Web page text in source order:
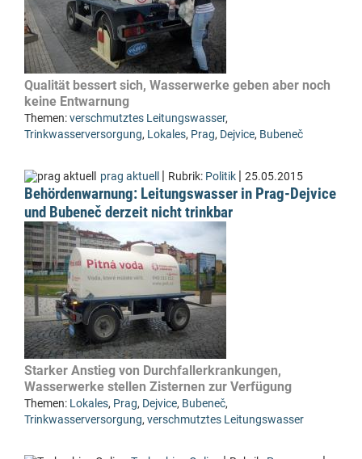
Qualität bessert sich, Wasserwerke geben aber noch
keine Entwarnung
Themen:verschmutztes Leitungswasser,
Trinkwasserversorgung, Lokales, Prag, Dejvice, Bubeneč
prag aktuell | Rubrik: Politik | 25.05.2015
Behördenwarnung: Leitungswasser in Prag-Dejvice
und Bubeneč derzeit nicht trinkbar
Starker Anstieg von Durchfallerkrankungen,
Wasserwerke stellen Zisternen zur Verfügung
Themen: Lokales, Prag, Dejvice, Bubeneč,
Trinkwasserversorgung, verschmutztes Leitungswasser